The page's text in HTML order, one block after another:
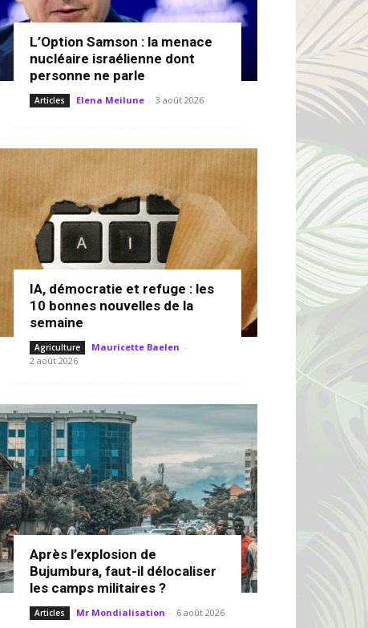
L’Option Samson : la menace
nucléaire israélienne dont
personne ne parle
Articles Elena Meilune - 3 août 2026
IA, démocratie et refuge : les
10 bonnes nouvelles de la
semaine
Agriculture Mauricette Baelen -
2 août 2026
Après l’explosion de
Bujumbura, faut-il délocaliser
les camps militaires ?
Articles Mr Mondialisation - 6 août 2026